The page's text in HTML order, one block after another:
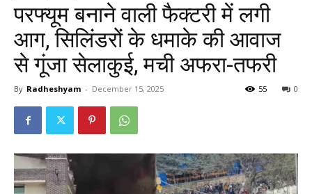
परफ्यूम बनाने वाली फैक्टरी में लगी
आग, सिलिंडरों के धमाके की आवाज
से गूंजा सेलाकुई, मची अफरा-तफरी
By Radheshyam - December 15, 2025 0
55